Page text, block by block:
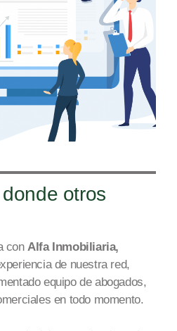
otros
conAlfa Inmobiliaria,
de nuestra red,
equipo de abogados,
en todo momento.